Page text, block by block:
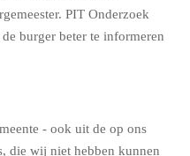
PIT Onderzoek
burger beter te informeren
- ook uit de op ons
die wij niet hebben kunnen